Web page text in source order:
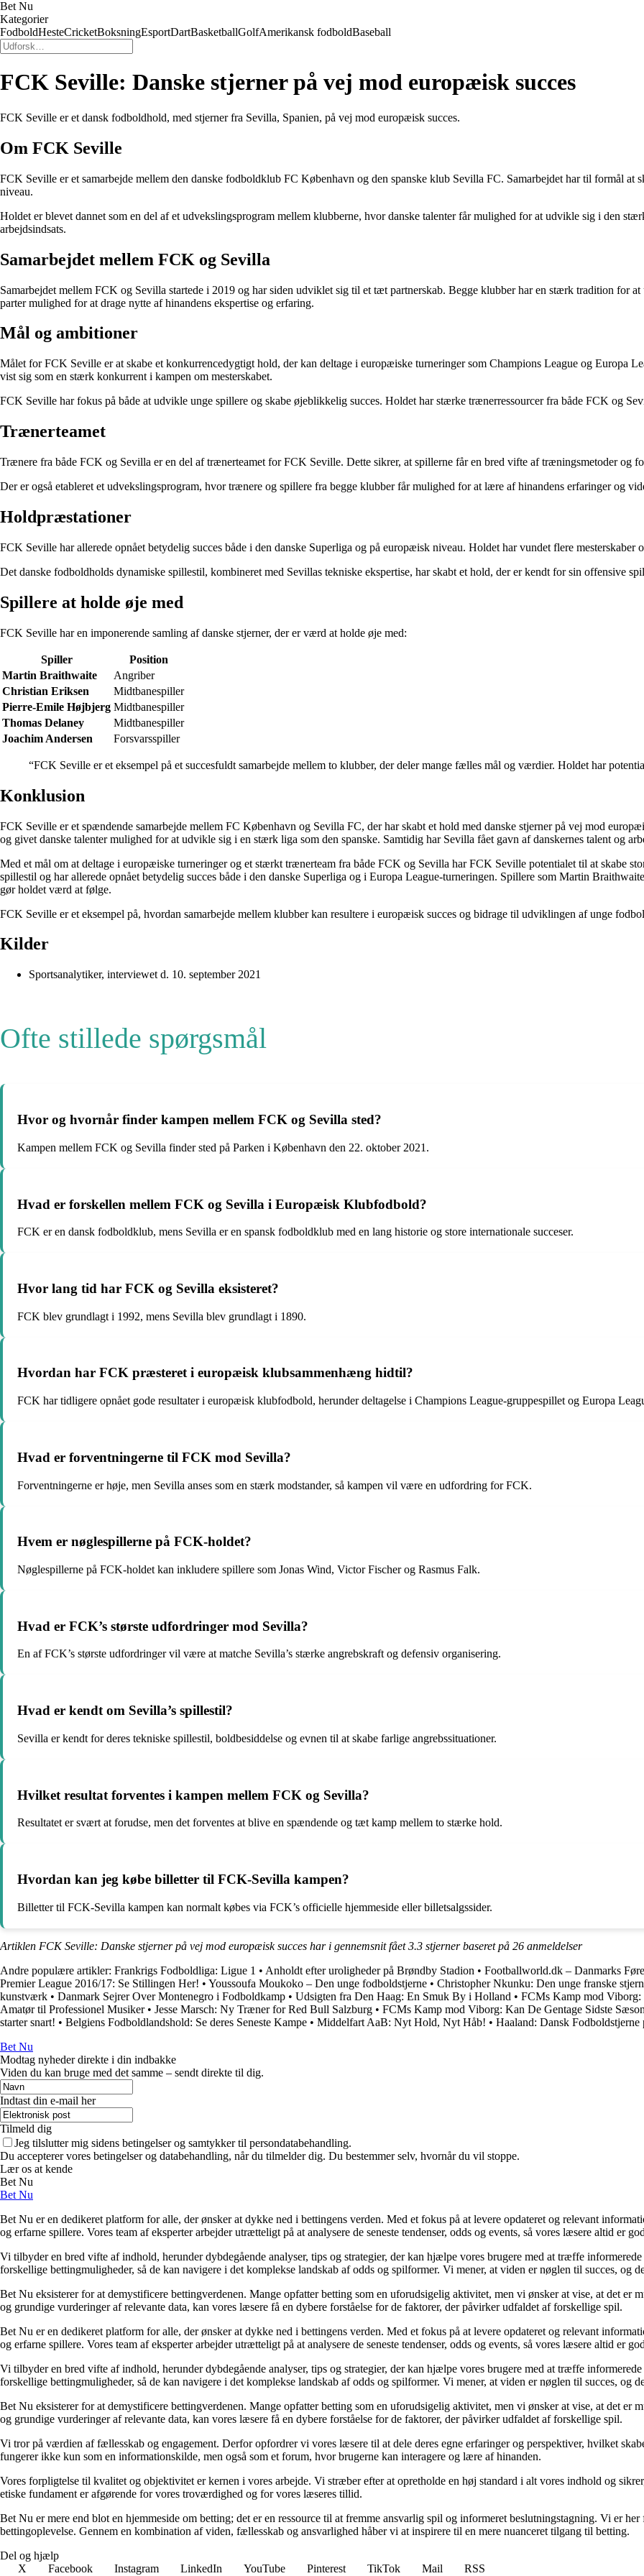
Bet Nu
Kategorier
FodboldHesteCricketBoksningEsportDartBasketballGolfAmerikansk fodboldBaseball
FCK Seville: Danske stjerner på vej mod europæisk succes
FCK Seville er et dansk fodboldhold, med stjerner fra Sevilla, Spanien, på vej mod europæisk succes.
Om FCK Seville
FCK Seville er et samarbejde mellem den danske fodboldklub FC København og den spanske klub Sevilla FC. Samarbejdet har til formål at
niveau.
Holdet er blevet dannet som en del af et udvekslingsprogram mellem klubberne, hvor danske talenter får mulighed for at udvikle sig i den
arbejdsindsats.
Samarbejdet mellem FCK og Sevilla
Samarbejdet mellem FCK og Sevilla startede i 2019 og har siden udviklet sig til et tæt partnerskab. Begge klubber har en stærk tradition for
parter mulighed for at drage nytte af hinandens ekspertise og erfaring.
Mål og ambitioner
Målet for FCK Seville er at skabe et konkurrencedygtigt hold, der kan deltage i europæiske turneringer som Champions League og Europa
vist sig som en stærk konkurrent i kampen om mesterskabet.
FCK Seville har fokus på både at udvikle unge spillere og skabe øjeblikkelig succes. Holdet har stærke trænerressourcer fra både FCK og
Trænerteamet
Trænere fra både FCK og Sevilla er en del af trænerteamet for FCK Seville. Dette sikrer, at spillerne får en bred vifte af træningsmetoder og
Der er også etableret et udvekslingsprogram, hvor trænere og spillere fra begge klubber får mulighed for at lære af hinandens erfaringer og
Holdpræstationer
FCK Seville har allerede opnået betydelig succes både i den danske Superliga og på europæisk niveau. Holdet har vundet flere mesterskaber
Det danske fodboldholds dynamiske spillestil, kombineret med Sevillas tekniske ekspertise, har skabt et hold, der er kendt for sin offensive
Spillere at holde øje med
FCK Seville har en imponerende samling af danske stjerner, der er værd at holde øje med:
Spiller
Position
Martin Braithwaite
Angriber
Christian Eriksen
Midtbanespiller
Pierre-Emile Højbjerg Midtbanespiller
Thomas Delaney
Midtbanespiller
Joachim Andersen
Forsvarsspiller
“FCK Seville er et eksempel på et succesfuldt samarbejde mellem to klubber, der deler mange fælles mål og værdier. Holdet har
Konklusion
FCK Seville er et spændende samarbejde mellem FC København og Sevilla FC, der har skabt et hold med danske stjerner på vej mod
og givet danske talenter mulighed for at udvikle sig i en stærk liga som den spanske. Samtidig har Sevilla fået gavn af danskernes talent og
Med et mål om at deltage i europæiske turneringer og et stærkt trænerteam fra både FCK og Sevilla har FCK Seville potentialet til at skabe
spillestil og har allerede opnået betydelig succes både i den danske Superliga og i Europa League-turneringen. Spillere som Martin
gør holdet værd at følge.
FCK Seville er et eksempel på, hvordan samarbejde mellem klubber kan resultere i europæisk succes og bidrage til udviklingen af unge
Kilder
Sportsanalytiker, interviewet d. 10. september 2021
Ofte stillede spørgsmål
Hvor og hvornår finder kampen mellem FCK og Sevilla sted?
Kampen mellem FCK og Sevilla finder sted på Parken i København den 22. oktober 2021.
Hvad er forskellen mellem FCK og Sevilla i Europæisk Klubfodbold?
FCK er en dansk fodboldklub, mens Sevilla er en spansk fodboldklub med en lang historie og store internationale succeser.
Hvor lang tid har FCK og Sevilla eksisteret?
FCK blev grundlagt i 1992, mens Sevilla blev grundlagt i 1890.
Hvordan har FCK præsteret i europæisk klubsammenhæng hidtil?
FCK har tidligere opnået gode resultater i europæisk klubfodbold, herunder deltagelse i Champions League-gruppespillet og Europa
Hvad er forventningerne til FCK mod Sevilla?
Forventningerne er høje, men Sevilla anses som en stærk modstander, så kampen vil være en udfordring for FCK.
Hvem er nøglespillerne på FCK-holdet?
Nøglespillerne på FCK-holdet kan inkludere spillere som Jonas Wind, Victor Fischer og Rasmus Falk.
Hvad er FCK’s største udfordringer mod Sevilla?
En af FCK’s største udfordringer vil være at matche Sevilla’s stærke angrebskraft og defensiv organisering.
Hvad er kendt om Sevilla’s spillestil?
Sevilla er kendt for deres tekniske spillestil, boldbesiddelse og evnen til at skabe farlige angrebssituationer.
Hvilket resultat forventes i kampen mellem FCK og Sevilla?
Resultatet er svært at forudse, men det forventes at blive en spændende og tæt kamp mellem to stærke hold.
Hvordan kan jeg købe billetter til FCK-Sevilla kampen?
Billetter til FCK-Sevilla kampen kan normalt købes via FCK’s officielle hjemmeside eller billetsalgssider.
Artiklen FCK Seville: Danske stjerner på vej mod europæisk succes har i gennemsnit fået3.3 stjerner baseret på 26 anmeldelser
Andre populære artikler: Frankrigs Fodboldliga: Ligue 1 • Anholdt efter uroligheder på Brøndby Stadion • Footballworld.dk – Danmarks
Premier League 2016/17: Se Stillingen Her! • Youssoufa Moukoko – Den unge fodboldstjerne • Christopher Nkunku: Den unge franske
kunstværk • Danmark Sejrer Over Montenegro i Fodboldkamp • Udsigten fra Den Haag: En Smuk By i Holland • FCMs Kamp mod Viborg:
Amatør til Professionel Musiker• Jesse Marsch: Ny Træner for Red Bull Salzburg • FCMs Kamp mod Viborg: Kan De Gentage Sidste
starter snart! • Belgiens Fodboldlandshold: Se deres Seneste Kampe • Middelfart AaB: Nyt Hold, Nyt Håb! • Haaland: Dansk
Bet Nu
Modtag nyheder direkte i din indbakke
Viden du kan bruge med det samme – sendt direkte til dig.
Indtast din e-mail her
Tilmeld dig
Jeg tilslutter mig sidens betingelser og samtykker til persondatabehandling.
Du accepterer vores betingelser og databehandling, når du tilmelder dig. Du bestemmer selv, hvornår du vil stoppe.
Lær os at kende
Bet Nu
Bet Nu
Bet Nu er en dedikeret platform for alle, der ønsker at dykke ned i bettingens verden. Med et fokus på at levere opdateret og relevant
og erfarne spillere. Vores team af eksperter arbejder utrætteligt på at analysere de seneste tendenser, odds og events, så vores læsere altid er
Vi tilbyder en bred vifte af indhold, herunder dybdegående analyser, tips og strategier, der kan hjælpe vores brugere med at træffe
forskellige bettingmuligheder, så de kan navigere i det komplekse landskab af odds og spilformer. Vi mener, at viden er nøglen til succes, og
Bet Nu eksisterer for at demystificere bettingverdenen. Mange opfatter betting som en uforudsigelig aktivitet, men vi ønsker at vise, at det er
og grundige vurderinger af relevante data, kan vores læsere få en dybere forståelse for de faktorer, der påvirker udfaldet af forskellige spil.
Bet Nu er en dedikeret platform for alle, der ønsker at dykke ned i bettingens verden. Med et fokus på at levere opdateret og relevant
og erfarne spillere. Vores team af eksperter arbejder utrætteligt på at analysere de seneste tendenser, odds og events, så vores læsere altid er
Vi tilbyder en bred vifte af indhold, herunder dybdegående analyser, tips og strategier, der kan hjælpe vores brugere med at træffe
forskellige bettingmuligheder, så de kan navigere i det komplekse landskab af odds og spilformer. Vi mener, at viden er nøglen til succes, og
Bet Nu eksisterer for at demystificere bettingverdenen. Mange opfatter betting som en uforudsigelig aktivitet, men vi ønsker at vise, at det er
og grundige vurderinger af relevante data, kan vores læsere få en dybere forståelse for de faktorer, der påvirker udfaldet af forskellige spil.
Vi tror på værdien af fællesskab og engagement. Derfor opfordrer vi vores læsere til at dele deres egne erfaringer og perspektiver, hvilket
fungerer ikke kun som en informationskilde, men også som et forum, hvor brugerne kan interagere og lære af hinanden.
Vores forpligtelse til kvalitet og objektivitet er kernen i vores arbejde. Vi stræber efter at opretholde en høj standard i alt vores indhold og
etiske fundament er afgørende for vores troværdighed og for vores læseres tillid.
Bet Nu er mere end blot en hjemmeside om betting; det er en ressource til at fremme ansvarlig spil og informeret beslutningstagning. Vi er
bettingoplevelse. Gennem en kombination af viden, fællesskab og ansvarlighed håber vi at inspirere til en mere nuanceret tilgang til betting.
Del og hjælp
X
Facebook Instagram LinkedIn YouTube Pinterest TikTok Mail RSS